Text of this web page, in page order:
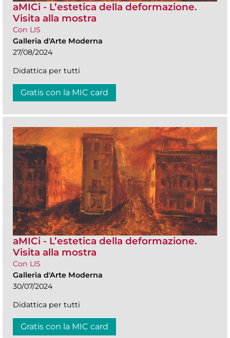
aMICi - L’estetica della deformazione.
Visita alla mostra
Con LIS
Galleria d'Arte Moderna
27/08/2024
Didattica per tutti
Gratis con la MIC card
aMICi - L’estetica della deformazione.
Visita alla mostra
Con LIS
Galleria d'Arte Moderna
30/07/2024
Didattica per tutti
Gratis con la MIC card